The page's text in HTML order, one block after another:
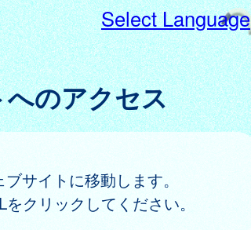
Select Language
のアクセス
サイトに移動します。
クリックしてください。